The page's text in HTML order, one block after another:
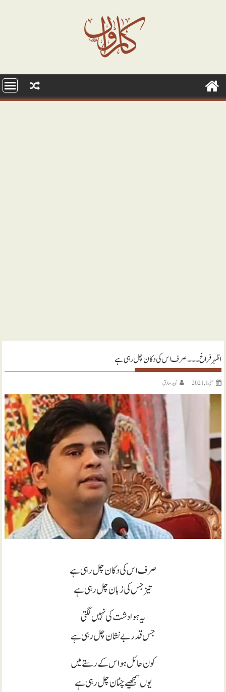
اظہر فراغ ۔۔۔ صرف اس کی دکان چل رہی ہے
مئی 1, 2021 نويد صادق
صرف اس کی دکان چل رہی ہے
تیز جس کی زبان چل رہی ہے
یہ ہوا دشت کی نہیں لگتی
جس قدر بے نشان چل رہی ہے
کون حائل ہو اس کے رستے میں
یوں سمجھیے چٹان چل رہی ہے